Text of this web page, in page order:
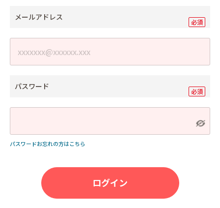
メールアドレス
パスワード
パスワードお忘れの方はこちら